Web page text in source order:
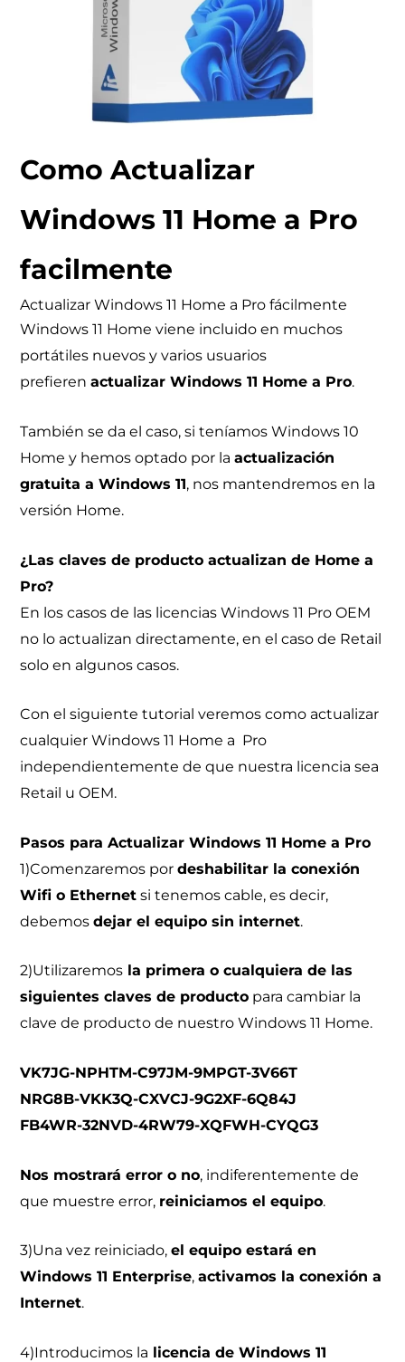
Como Actualizar
Windows 11 Home a Pro
facilmente
Actualizar Windows 11 Home a Pro fácilmente
Windows 11 Home viene incluido en muchos
portátiles nuevos y varios usuarios
prefierenactualizar Windows 11 Home a Pro.
También se da el caso, si teníamos Windows 10
Home y hemos optado por laactualización
gratuita a Windows 11, nos mantendremos en la
versión Home.
¿Las claves de producto actualizan de Home a
Pro?
En los casos de las licencias Windows 11 Pro OEM
no lo actualizan directamente, en el caso de Retail
solo en algunos casos.
Con el siguiente tutorial veremos como actualizar
cualquier Windows 11 Home a Pro
independientemente de que nuestra licencia sea
Retail u OEM.
Pasos para Actualizar Windows 11 Home a Pro
1)Comenzaremos pordeshabilitar la conexión
Wifi o Ethernet si tenemos cable, es decir,
debemosdejar el equipo sin internet.
2)Utilizaremos la primera o cualquiera de las
siguientes claves de producto para cambiar la
clave de producto de nuestro Windows 11 Home.
VK7JG-NPHTM-C97JM-9MPGT-3V66T
NRG8B-VKK3Q-CXVCJ-9G2XF-6Q84J
FB4WR-32NVD-4RW79-XQFWH-CYQG3
Nos mostrará error o no, indiferentemente de
que muestre error, reiniciamos el equipo.
3)Una vez reiniciado,el equipo estará en
Windows 11 Enterprise,activamos la conexión a
Internet.
4)Introducimos la licencia de Windows 11